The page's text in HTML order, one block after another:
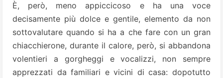
È, però, meno appiccicoso e ha una voce
decisamente più dolce e gentile, elemento da non
sottovalutare quando si ha a che fare con un gran
chiacchierone, durante il calore, però, si abbandona
volentieri a gorgheggi e vocalizzi, non sempre
apprezzati da familiari e vicini di casa: dopotutto